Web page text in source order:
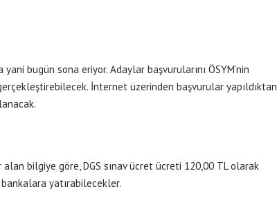
yani bugün sona eriyor. Adaylar başvurularını ÖSYM’nin
İnternet üzerinden başvurular yapıldıktan
alan bilgiye göre, DGS sınav ücret ücreti 120,00 TL olarak
yatırabilecekler.